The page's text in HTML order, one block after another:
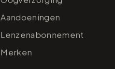
Aandoeningen
Lenzenabonnement
Merken